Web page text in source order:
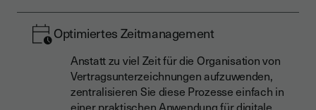
Optimiertes Zeitmanagement
Anstatt zu viel Zeit für die Organisation von
Vertragsunterzeichnungen aufzuwenden,
zentralisieren Sie diese Prozesse einfach in
einer praktischen Anwendung für digitale